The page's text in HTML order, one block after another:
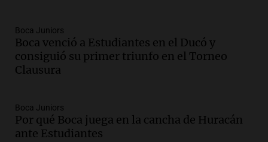
Episodios
Audio.Historiador de la UBA celebró la
marcha atrás en la Ley de Tierras:
“Frenamos un saqueo de recursos”
Audio.Ahyre estuvo en el Estudio
Federal Sancor Seguros y adelantó su
Boca Juniors
Boca venció a Estudiantes en el Ducó y
consiguió su primer triunfo en el Torneo
Clausura
Boca Juniors
Por qué Boca juega en la cancha de Huracán
ante Estudiantes